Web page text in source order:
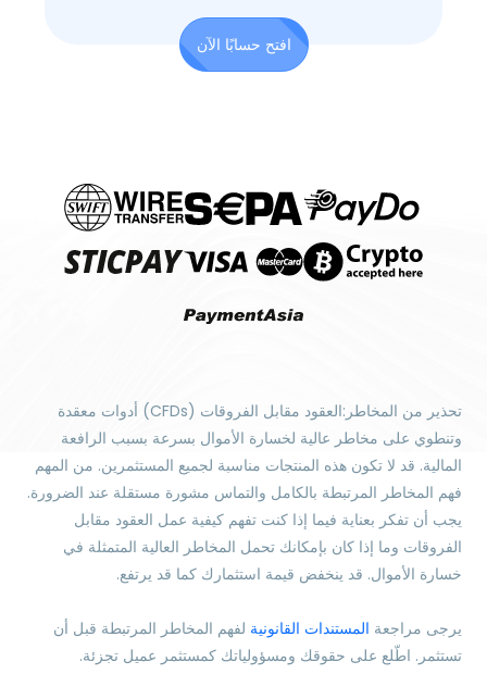
افتح حسابًا الآن
تحذير من المخاطر:العقود مقابل الفروقات (CFDs) أدوات معقدة
وتنطوي على مخاطر عالية لخسارة الأموال بسرعة بسبب الرافعة
المالية. قد لا تكون هذه المنتجات مناسبة لجميع المستثمرين. من المهم
فهم المخاطر المرتبطة بالكامل والتماس مشورة مستقلة عند الضرورة.
يجب أن تفكر بعناية فيما إذا كنت تفهم كيفية عمل العقود مقابل
الفروقات وما إذا كان بإمكانك تحمل المخاطر العالية المتمثلة في
خسارة الأموال. قد ينخفض قيمة استثمارك كما قد يرتفع.
يرجى مراجعة المستندات القانونية لفهم المخاطر المرتبطة قبل أن
تستثمر. اطّلع على حقوقك ومسؤولياتك كمستثمر عميل تجزئة.